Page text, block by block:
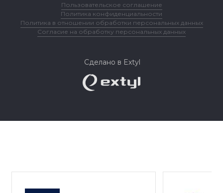
Пользовательское соглашение
Политика конфиденциальности
Политика в отношении обработки персональных данных
Согласие на обработку персональных данных
Сделано в Extyl